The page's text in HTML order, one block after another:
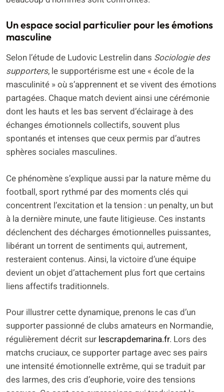
Un espace social particulier pour les émotions
masculine
Selon l’étude de Ludovic Lestrelin dans Sociologie des
supporters, le supportérisme est une « école de la
masculinité » où s’apprennent et se vivent des émotions
partagées. Chaque match devient ainsi une cérémonie
dont les hauts et les bas servent d’éclairage à des
échanges émotionnels collectifs, souvent plus
spontanés et intenses que ceux permis par d’autres
sphères sociales masculines.
Ce phénomène s’explique aussi par la nature même du
football, sport rythmé par des moments clés qui
concentrent l’excitation et la tension : un penalty, un but
à la dernière minute, une faute litigieuse. Ces instants
déclenchent des décharges émotionnelles puissantes,
libérant un torrent de sentiments qui, autrement,
resteraient contenus. Ainsi, la victoire d’une équipe
devient un objet d’attachement plus fort que certains
liens affectifs traditionnels.
Pour illustrer cette dynamique, prenons le cas d’un
supporter passionné de clubs amateurs en Normandie,
régulièrement décrit sur lescrapdemarina.fr. Lors des
matchs cruciaux, ce supporter partage avec ses pairs
une intensité émotionnelle extrême, qui se traduit par
des larmes, des cris d’euphorie, voire des tensions